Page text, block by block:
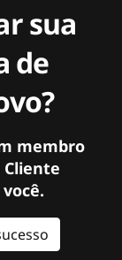
sua
de
membro